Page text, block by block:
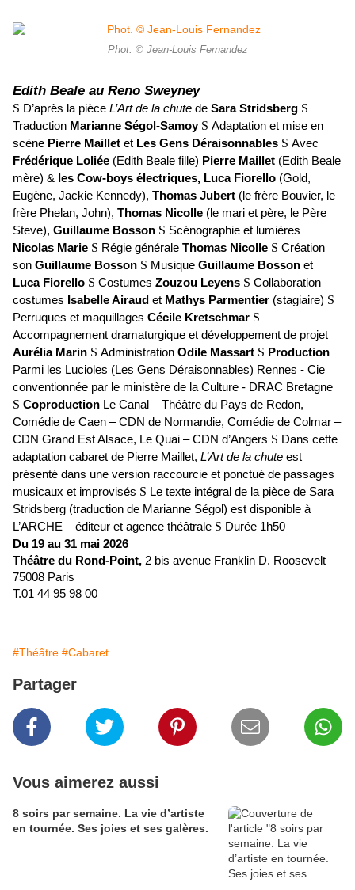
Phot. © Jean-Louis Fernandez
Edith Beale au Reno Sweyney
S D’après la pièce L’Art de la chute de Sara Stridsberg S
Traduction Marianne Ségol-Samoy S Adaptation et mise en
scène Pierre Maillet et Les Gens Déraisonnables S Avec
Frédérique Loliée (Edith Beale fille) Pierre Maillet (Edith Beale
mère) & les Cow-boys électriques, Luca Fiorello (Gold,
Eugène, Jackie Kennedy), Thomas Jubert (le frère Bouvier, le
frère Phelan, John), Thomas Nicolle (le mari et père, le Père
Steve), Guillaume Bosson S Scénographie et lumières
Nicolas Marie S Régie générale Thomas Nicolle S Création
son Guillaume Bosson S Musique Guillaume Bosson et
Luca Fiorello S Costumes Zouzou Leyens S Collaboration
costumes Isabelle Airaud et Mathys Parmentier (stagiaire) S
Perruques et maquillages Cécile Kretschmar S
Accompagnement dramaturgique et développement de projet
Aurélia Marin S Administration Odile Massart S Production
Parmi les Lucioles (Les Gens Déraisonnables) Rennes - Cie
conventionnée par le ministère de la Culture - DRAC Bretagne
S Coproduction Le Canal – Théâtre du Pays de Redon,
Comédie de Caen – CDN de Normandie, Comédie de Colmar –
CDN Grand Est Alsace, Le Quai – CDN d’Angers S Dans cette
adaptation cabaret de Pierre Maillet, L’Art de la chute est
présenté dans une version raccourcie et ponctué de passages
musicaux et improvisés S Le texte intégral de la pièce de Sara
Stridsberg (traduction de Marianne Ségol) est disponible à
L’ARCHE – éditeur et agence théâtrale S Durée 1h50
Du 19 au 31 mai 2026
Théâtre du Rond-Point, 2 bis avenue Franklin D. Roosevelt
75008 Paris
T.01 44 95 98 00
#Théâtre #Cabaret
Partager
Vous aimerez aussi
8 soirs par semaine. La vie d’artiste
en tournée. Ses joies et ses galères.